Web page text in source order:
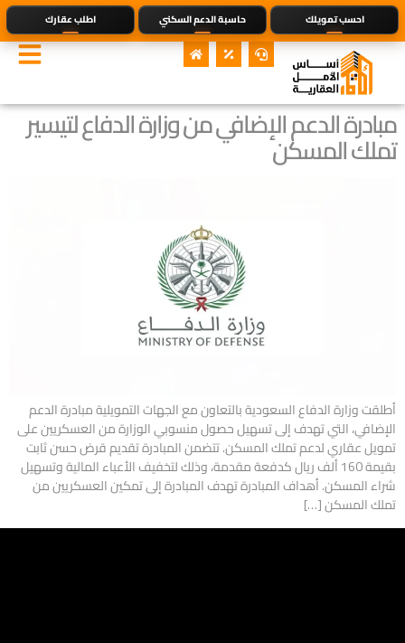
احسب تمويلك حاسبة الدعم السكني اطلب عقارك
مبادرة الدعم الإضافي من وزارة الدفاع لتيسير
تملك المسكن
أطلقت وزارة الدفاع السعودية بالتعاون مع الجهات التمويلية مبادرة الدعم
الإضافي، التي تهدف إلى تسهيل حصول منسوبي الوزارة من العسكريين على
تمويل عقاري لدعم تملك المسكن. تتضمن المبادرة تقديم قرض حسن ثابت
بقيمة 160 ألف ريال كدفعة مقدمة، وذلك لتخفيف الأعباء المالية وتسهيل
شراء المسكن. أهداف المبادرة تهدف المبادرة إلى تمكين العسكريين من
تملك المسكن […]